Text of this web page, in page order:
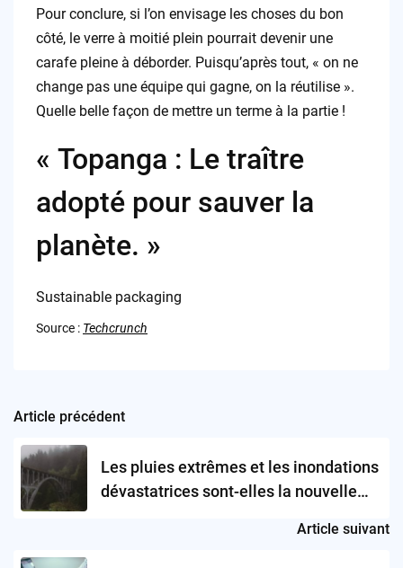
Pour conclure, si l’on envisage les choses du bon
côté, le verre à moitié plein pourrait devenir une
carafe pleine à déborder. Puisqu’après tout, « on ne
change pas une équipe qui gagne, on la réutilise ».
Quelle belle façon de mettre un terme à la partie !
« Topanga : Le traître
adopté pour sauver la
planète. »
Sustainable packaging
Source : Techcrunch
Post
navigation
Article précédent
Les pluies extrêmes et les inondations
dévastatrices sont-elles la nouvelle
Article suivant